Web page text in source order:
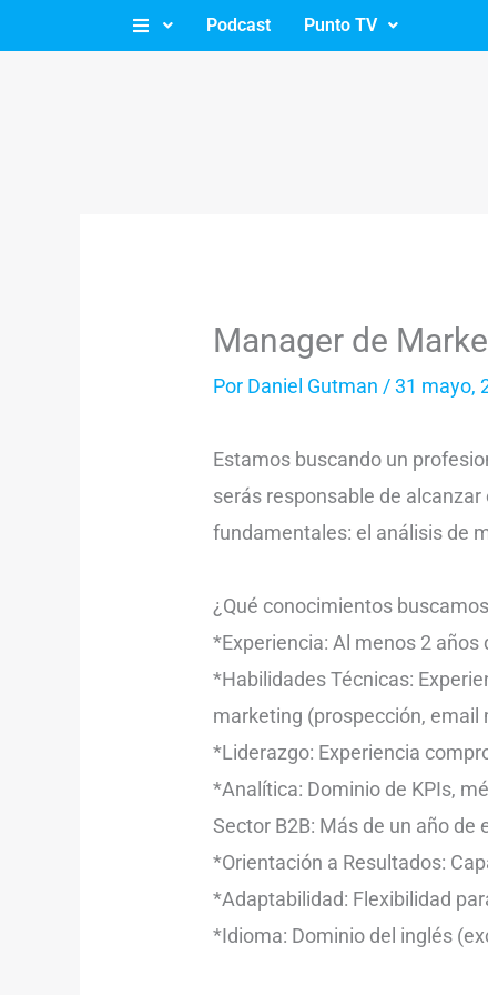
al
Podcast Punto TV
Manager de
Por Daniel Gutman /31 mayo,
Estamos buscando un
serás responsable de
fundamentales: el análisis de
¿Qué conocimientos
*Experiencia: Al menos 2
*Habilidades Técnicas:
marketing (prospección, email
*Liderazgo: Experiencia
*Analítica: Dominio de KPIs,
Sector B2B: Más de un año
*Orientación a Resultados:
*Adaptabilidad: Flexibilidad
*Idioma: Dominio del inglés